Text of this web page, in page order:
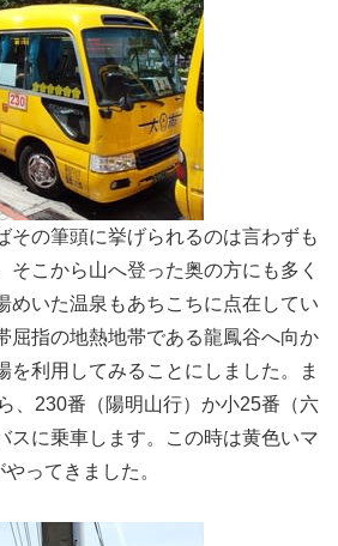
その筆頭に挙げられるのは言わずも
そこから山へ登った奥の方にも多く
めいた温泉もあちこちに点在してい
屈指の地熱地帯である龍鳳谷へ向か
を利用してみることにしました。ま
、230番（陽明山行）か小25番（六
スに乗車します。この時は黄色いマ
ってきました。